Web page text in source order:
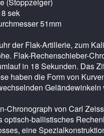
sek
51mm
der Flak-Artillerie, zum
Flak-Rechenschieber-
in 18 Sekunden. Das
haben die Form von
Geländewinkeln
Chronograph von Carl
optisch-ballistisches
eine